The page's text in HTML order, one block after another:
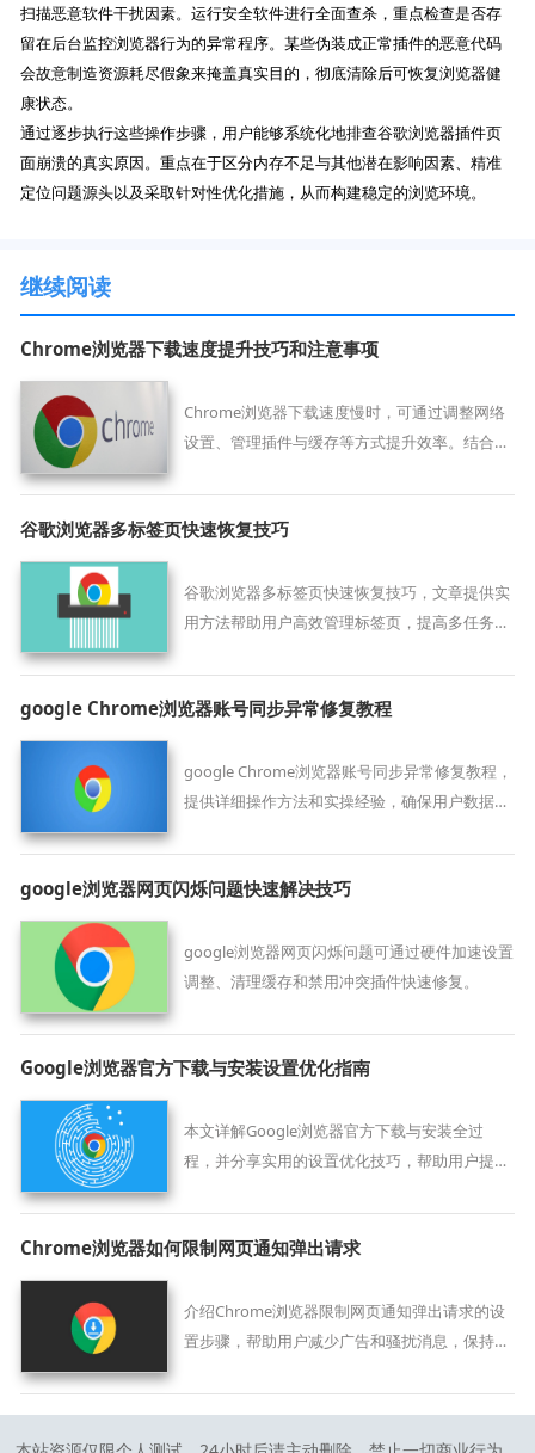
扫描恶意软件干扰因素。运行安全软件进行全面查杀，重点检查是否存
留在后台监控浏览器行为的异常程序。某些伪装成正常插件的恶意代码
会故意制造资源耗尽假象来掩盖真实目的，彻底清除后可恢复浏览器健
康状态。
通过逐步执行这些操作步骤，用户能够系统化地排查谷歌浏览器插件页
面崩溃的真实原因。重点在于区分内存不足与其他潜在影响因素、精准
定位问题源头以及采取针对性优化措施，从而构建稳定的浏览环境。
继续阅读
Chrome浏览器下载速度提升技巧和注意事项
Chrome浏览器下载速度慢时，可通过调整网络
设置、管理插件与缓存等方式提升效率。结合实
载体验。
谷歌浏览器多标签页快速恢复技巧
谷歌浏览器多标签页快速恢复技巧，文章提供实
用方法帮助用户高效管理标签页，提高多任务浏
google Chrome浏览器账号同步异常修复教程
google Chrome浏览器账号同步异常修复教程，
提供详细操作方法和实操经验，确保用户数据同
google浏览器网页闪烁问题快速解决技巧
google浏览器网页闪烁问题可通过硬件加速设置
调整、清理缓存和禁用冲突插件快速修复。
Google浏览器官方下载与安装设置优化指南
本文详解Google浏览器官方下载与安装全过
程，并分享实用的设置优化技巧，帮助用户提升
Chrome浏览器如何限制网页通知弹出请求
介绍Chrome浏览器限制网页通知弹出请求的设
置步骤，帮助用户减少广告和骚扰消息，保持浏